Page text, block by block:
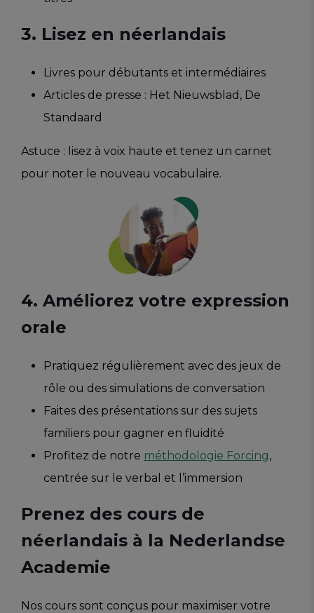
3. Lisez en néerlandais
Livres pour débutants et intermédiaires
Articles de presse : Het Nieuwsblad, De
Standaard
Astuce : lisez à voix haute et tenez un carnet
pour noter le nouveau vocabulaire.
4. Améliorez votre expression
orale
Pratiquez régulièrement avec des jeux de
rôle ou des simulations de conversation
Faites des présentations sur des sujets
familiers pour gagner en fluidité
Profitez de notre méthodologie Forcing,
centrée sur le verbal et l’immersion
Prenez des cours de
néerlandais à la Nederlandse
Academie
Nos cours sont conçus pour maximiser votre